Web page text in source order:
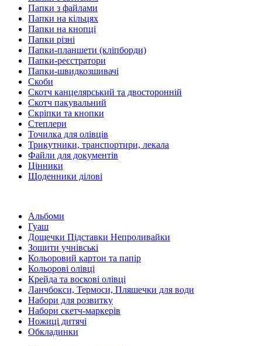
Папки з файлами
Папки на кільцях
Папки на кнопці
Папки різні
Папки-планшети (кліпборди)
Папки-реєстратори
Папки-швидкозшивачі
Скоби
Скотч канцелярський та двосторонній
Скотч пакувальний
Скріпки та кнопки
Степлери
Точилка для олівців
Трикутники, транспортири, лекала
Файли для документів
Цінники
Щоденники ділові
Альбоми
Гуаш
Дощечки Підставки Непроливайки
Зошити учнівські
Кольоровий картон та папір
Кольорові олівці
Крейда та воскові олівці
Ланчбокси, Термоси, Пляшечки для води
Набори для розвитку
Набори скетч-маркерів
Ножиці дитячі
Обкладинки